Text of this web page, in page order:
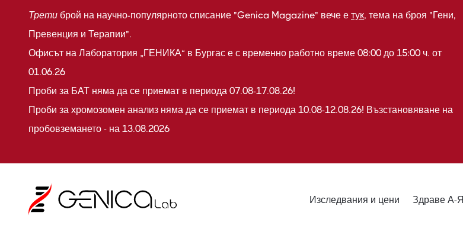
Трети брой на научно-популярното списание "Genica Magazine" вече е тук, тема на броя "Гени,
Превенция и Терапии".
Офисът на Лаборатория „ГЕНИКА“ в Бургас е с временно работно време 08:00 до 15:00 ч. от
01.06.26
Проби за БАТ няма да се приемат в периода 07.08-17.08.26!
Проби за хромозомен анализ няма да се приемат в периода 10.08-12.08.26! Възстановяване на
пробовземането - на 13.08.2026
Изследвания и цени Здраве А-Я